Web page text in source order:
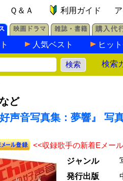
Ｑ＆Ａ 利用ガイド
人気ベスト ヒッ
検索
ど
好声音写真集：夢響』 写
<<収録歌手の新着Eメー
ジャンル
発行出版